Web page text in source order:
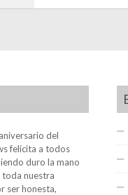
del
felicita a todos
duro la mano
toda nuestra
ser honesta,